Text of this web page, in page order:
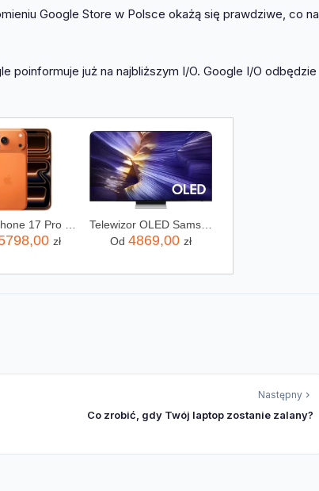
Google Store w Polsce okażą się prawdziwe, co na
poinformuje już na najbliższym I/O. Google I/O odbędzie
zł
Telewizor OLED Samsung QE65S90FATXXH 65 cali 4K UHD
Od 4869,00 zł
Następny
Co zrobić, gdy Twój laptop zostanie zalany?